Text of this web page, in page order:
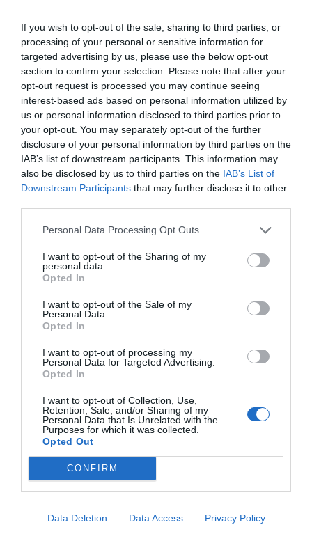
If you wish to opt-out of the sale, sharing to third parties, or
processing of your personal or sensitive information for
targeted advertising by us, please use the below opt-out
section to confirm your selection. Please note that after your
opt-out request is processed you may continue seeing
interest-based ads based on personal information utilized by
us or personal information disclosed to third parties prior to
your opt-out. You may separately opt-out of the further
disclosure of your personal information by third parties on the
IAB’s list of downstream participants. This information may
also be disclosed by us to third parties on the IAB’s List of
Downstream Participants that may further disclose it to other
Personal Data Processing Opt Outs
I want to opt-out of the Sharing of my
personal data.
Opted In
I want to opt-out of the Sale of my
Personal Data.
Opted In
I want to opt-out of processing my
Personal Data for Targeted Advertising.
Opted In
I want to opt-out of Collection, Use,
Retention, Sale, and/or Sharing of my
Personal Data that Is Unrelated with the
Purposes for which it was collected.
Opted Out
CONFIRM
Data Deletion Data Access Privacy Policy
Índex2P
de forma gratuita
Mantente informado con las últimas noticias de actualidad.
ACTIVAR AHORA
Compartir
Imprimir
Publicidad
2Playbook Club